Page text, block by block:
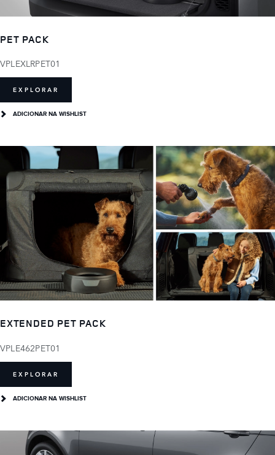
PET PACK
VPLEXLRPET01
EXPLORAR
ADICIONAR NA WISHLIST
EXTENDED PET PACK
VPLE462PET01
EXPLORAR
ADICIONAR NA WISHLIST